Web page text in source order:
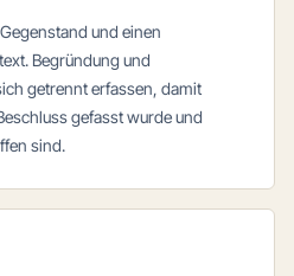
und einen
Begründung und
getrennt erfassen, damit
gefasst wurde und
sind.